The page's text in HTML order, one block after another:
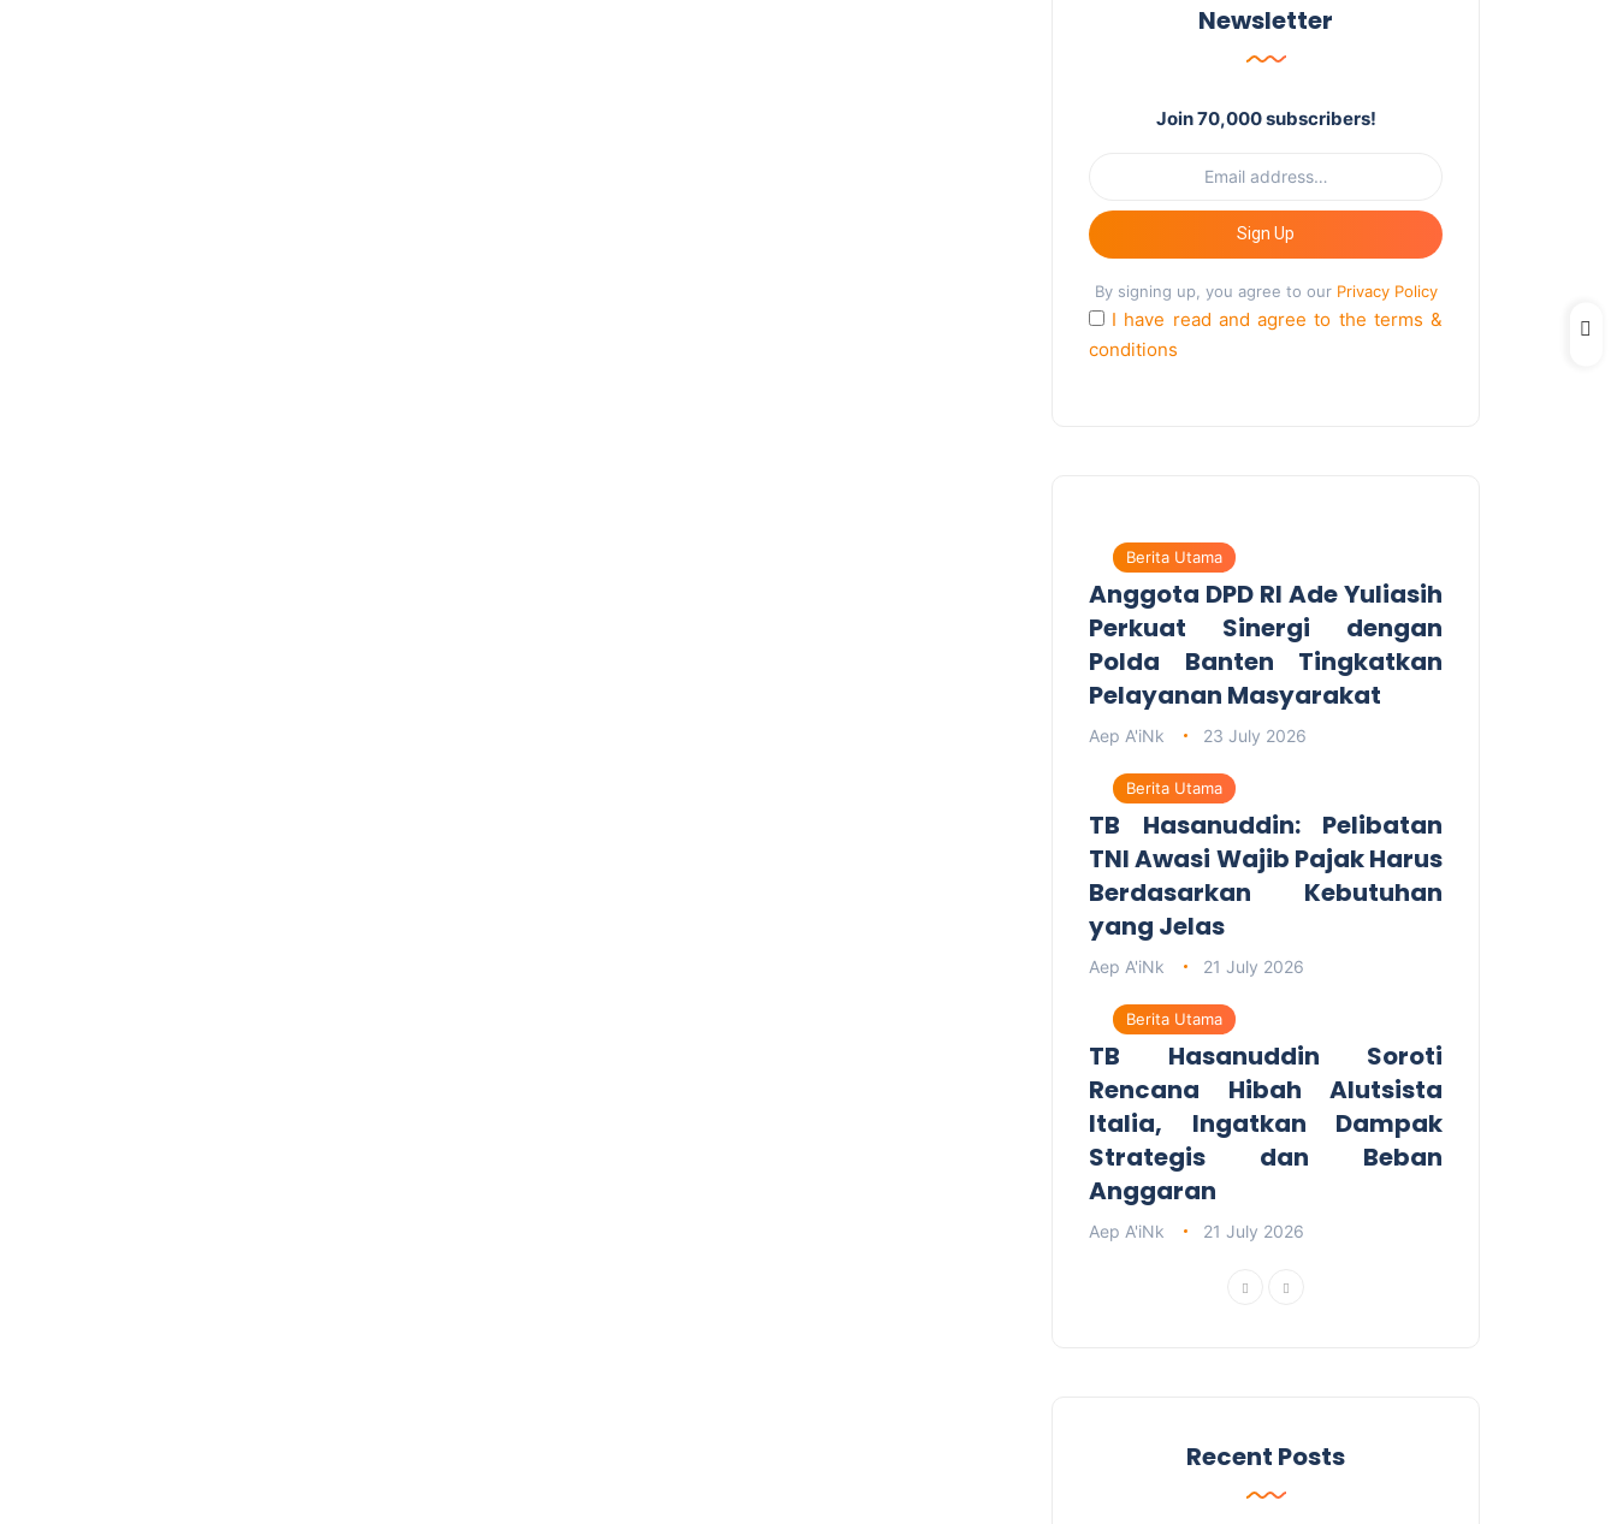
Newsletter
Join 70,000 subscribers!
Sign Up
By signing up, you agree to our Privacy Policy
I have read and agree to the terms &
conditions
Berita Utama
Anggota DPD RI Ade Yuliasih
Perkuat Sinergi dengan
Polda Banten Tingkatkan
Pelayanan Masyarakat
Aep A'iNk 23 July 2026
Berita Utama
TB Hasanuddin: Pelibatan
TNI Awasi Wajib Pajak Harus
Berdasarkan Kebutuhan
yang Jelas
Aep A'iNk 21 July 2026
Berita Utama
TB Hasanuddin Soroti
Rencana Hibah Alutsista
Italia, Ingatkan Dampak
Strategis dan Beban
Anggaran
Aep A'iNk 21 July 2026
Recent Posts